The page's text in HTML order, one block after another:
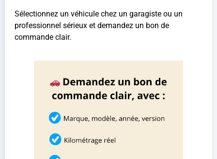
Sélectionnez un véhicule chez un garagiste ou un
professionnel sérieux et demandez un bon de
commande clair.